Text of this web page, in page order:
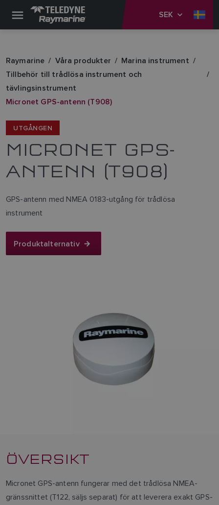
SEK
Raymarine Våra produkter
Marina instrument
Tillbehör till trådlösa instrument och
tävlingsinstrument
Micronet GPS-antenn (T908)
UTGÅNGEN
MICRONET GPS-
ANTENN (T908)
GPS-antenn med NMEA 0183-utgång för trådlösa
instrument
Produktalternativ
ÖVERSIKT
Micronet GPS-antenn fungerar med det trådlösa NMEA-
gränssnittet (T122, säljs separat) för att leverera exakt GPS-